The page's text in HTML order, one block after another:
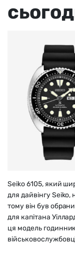
Seiko 6105, який
для дайвінгу Seiko,
тому він був
для капітана
ця модель